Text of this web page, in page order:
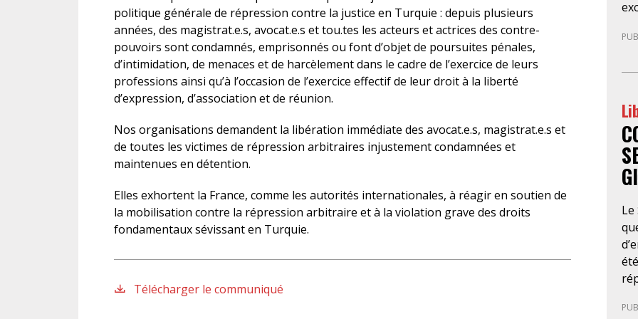
politique générale de répression contre la justice en Turquie : depuis plusieurs
années, des magistrat.e.s, avocat.e.s et tou.tes les acteurs et actrices des contre-
pouvoirs sont condamnés, emprisonnés ou font d’objet de poursuites pénales,
d’intimidation, de menaces et de harcèlement dans le cadre de l’exercice de leurs
professions ainsi qu’à l’occasion de l’exercice effectif de leur droit à la liberté
d’expression, d’association et de réunion.
Nos organisations demandent la libération immédiate des avocat.e.s, magistrat.e.s et
de toutes les victimes de répression arbitraires injustement condamnées et
maintenues en détention.
Elles exhortent la France, comme les autorités internationales, à réagir en soutien de
la mobilisation contre la répression arbitraire et à la violation grave des droits
fondamentaux sévissant en Turquie.
Télécharger le communiqué